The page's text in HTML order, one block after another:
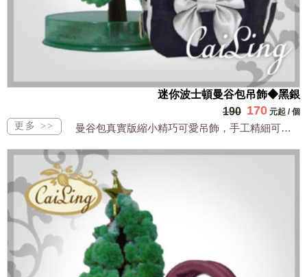
迷你波士頓曼谷包吊飾◆黑銀
190 170 元起 /個
曼谷包真實版縮小精巧可愛吊飾，手工精細可裝小物全台獨家販售